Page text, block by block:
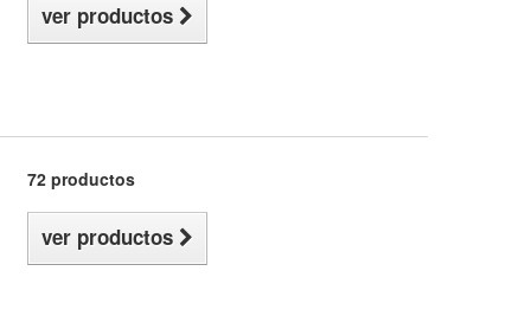
ver productos
72 productos
ver productos